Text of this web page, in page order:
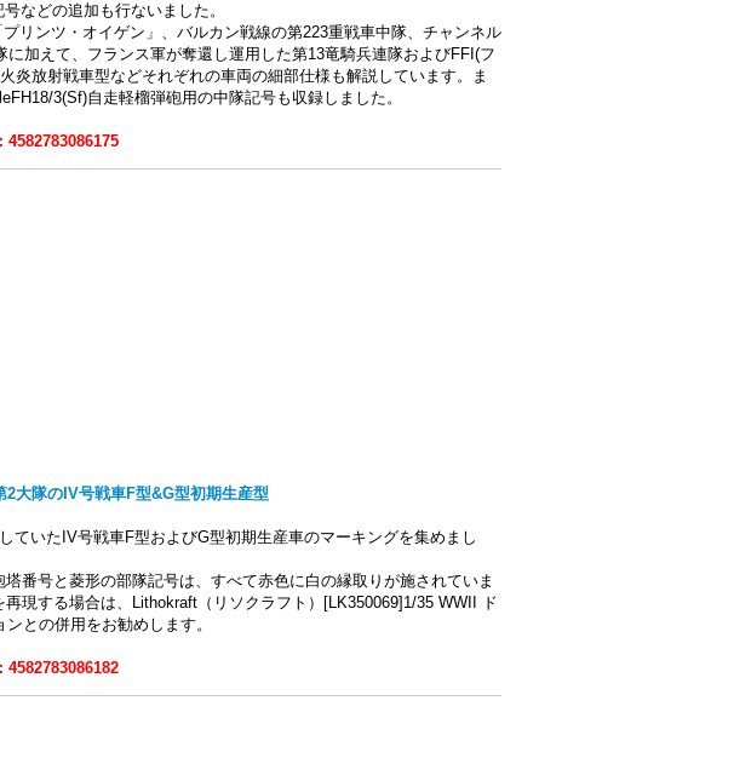
などの追加も行ないました。
リンツ・オイゲン」、バルカン戦線の第223重戦車中隊、チャンネル
加えて、フランス軍が奪還し運用した第13竜騎兵連隊およびFFI(フ
炎放射戦車型などそれぞれの車両の細部仕様も解説しています。ま
3(Sf)自走軽榴弾砲用の中隊記号も収録しました。
大隊のIV号戦車F型&G型初期生産型
ていたIV号戦車F型およびG型初期生産車のマーキングを集めまし
番号と菱形の部隊記号は、すべて赤色に白の縁取りが施されていま
現する場合は、Lithokraft（リソクラフト）[LK350069]1/35 WWII ド
との併用をお勧めします。